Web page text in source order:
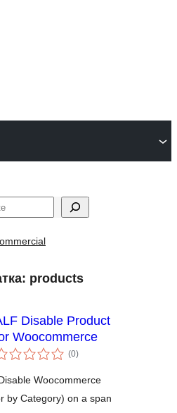
products
Disable Product
Woocommerce
(0укупних
оцена
)
Woocommerce
by Category) on a span